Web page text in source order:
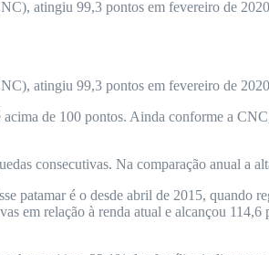
atingiu 99,3 pontos em fevereiro de
atingiu 99,3 pontos em fevereiro de
de 100 pontos. Ainda conforme a
consecutivas. Na comparação anual a
patamar é o desde abril de 2015, quando
em relação à renda atual e alcançou